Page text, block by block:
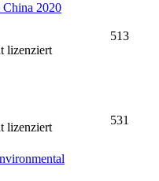
2020
lizenziert
513
lizenziert
531